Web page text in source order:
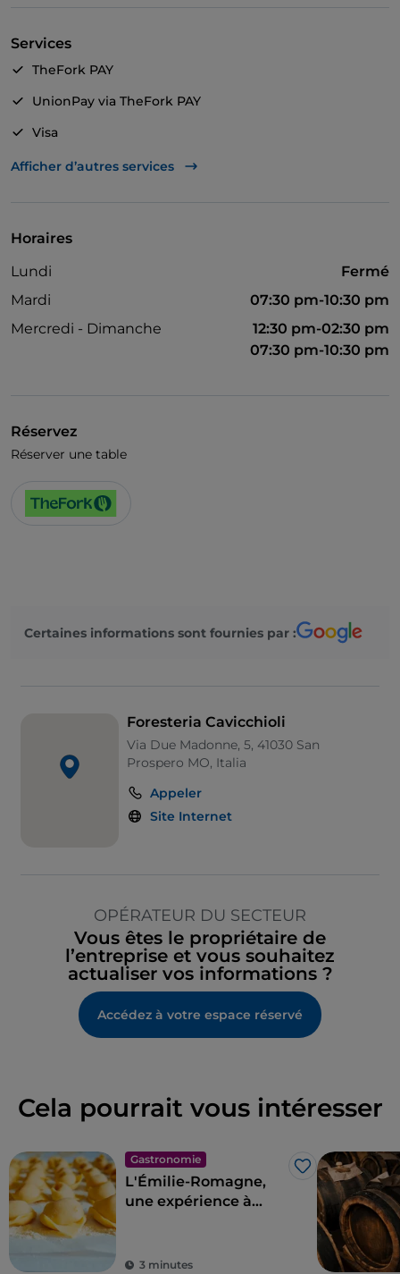
Services
TheFork PAY
UnionPay via TheFork PAY
Visa
Wi-Fi
Afficher d’autres services
Horaires
Lundi
Fermé
Mardi
07:30 pm-10:30 pm
Mercredi - Dimanche
12:30 pm-02:30 pm
07:30 pm-10:30 pm
Réservez
Réserver une table
Certaines informations sont fournies par :
Foresteria Cavicchioli
Via Due Madonne, 5, 41030 San
Prospero MO, Italia
Appeler
Site Internet
OPÉRATEUR DU SECTEUR
Vous êtes le propriétaire de
l’entreprise et vous souhaitez
actualiser vos informations ?
Accédez à votre espace réservé
Cela pourrait vous intéresser
Gastronomie
J’aime
L'Émilie-Romagne,
une expérience à
3 minutes